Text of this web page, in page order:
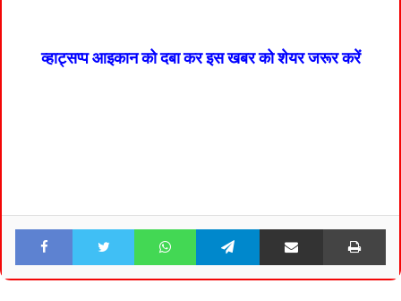
व्हाट्सप्प आइकान को दबा कर इस खबर को शेयर जरूर करें
Facebook Twitter WhatsApp Telegram Share via Email